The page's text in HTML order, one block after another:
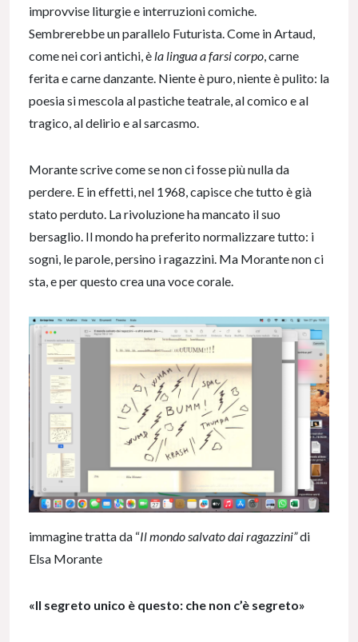
improvvise liturgie e interruzioni comiche.
Sembrerebbe un parallelo Futurista. Come in Artaud,
come nei cori antichi, è la lingua a farsi corpo, carne
ferita e carne danzante. Niente è puro, niente è pulito: la
poesia si mescola al pastiche teatrale, al comico e al
tragico, al delirio e al sarcasmo.
Morante scrive come se non ci fosse più nulla da
perdere. E in effetti, nel 1968, capisce che tutto è già
stato perduto. La rivoluzione ha mancato il suo
bersaglio. Il mondo ha preferito normalizzare tutto: i
sogni, le parole, persino i ragazzini. Ma Morante non ci
sta, e per questo crea una voce corale.
immagine tratta da “Il mondo salvato dai ragazzini”di
Elsa Morante
«Il segreto unico è questo: che non c’è segreto»